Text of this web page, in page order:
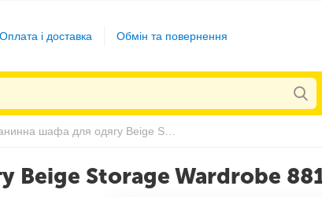
Оплата і доставка Обмін та повернення
Storage Wardrobe